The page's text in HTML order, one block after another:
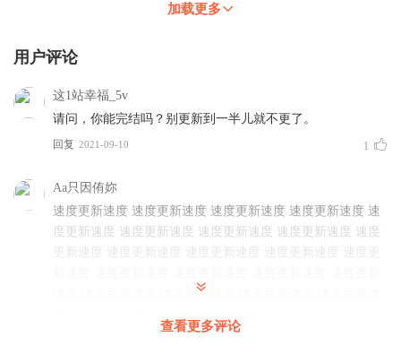
加载更多
用户评论
这1站幸福_5v
请问，你能完结吗？别更新到一半儿就不更了。
回复 2021-09-10 1
Aa只因侑妳
速度更新速度 速度更新速度 速度更新速度 速度更新速度 速
度更新速度 速度更新速度 速度更新速度 速度更新速度 速度
速度 速度更新速度 速度更新速度 速度更新速度 速度更新速
查看更多评论